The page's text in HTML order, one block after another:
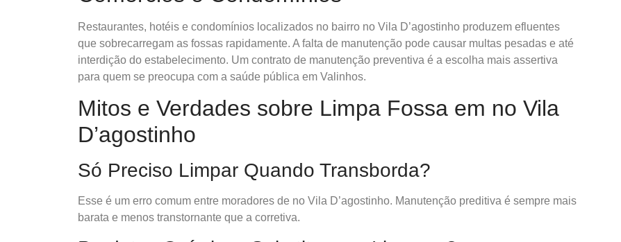
Restaurantes, hotéis e condomínios localizados no bairro no Vila D’agostinho produzem efluentes
que sobrecarregam as fossas rapidamente. A falta de manutenção pode causar multas pesadas e até
interdição do estabelecimento. Um contrato de manutenção preventiva é a escolha mais assertiva
para quem se preocupa com a saúde pública em Valinhos.
Mitos e Verdades sobre Limpa Fossa em no Vila
D’agostinho
Só Preciso Limpar Quando Transborda?
Esse é um erro comum entre moradores de no Vila D’agostinho. Manutenção preditiva é sempre mais
barata e menos transtornante que a corretiva.